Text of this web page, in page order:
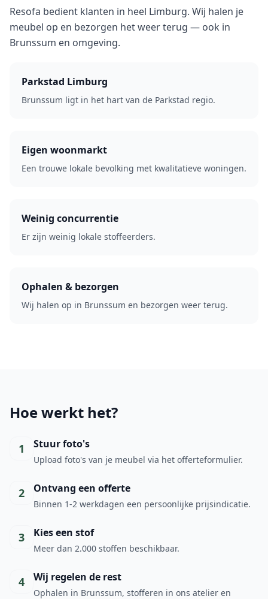
Resofa bedient klanten in heel Limburg. Wij halen je
meubel op en bezorgen het weer terug — ook in
Brunssum en omgeving.
Parkstad Limburg
Brunssum ligt in het hart van de Parkstad regio.
Eigen woonmarkt
Een trouwe lokale bevolking met kwalitatieve woningen.
Weinig concurrentie
Er zijn weinig lokale stoffeerders.
Ophalen & bezorgen
Wij halen op in Brunssum en bezorgen weer terug.
Hoe werkt het?
1 Stuur foto's
Upload foto's van je meubel via het offerteformulier.
2 Ontvang een offerte
Binnen 1-2 werkdagen een persoonlijke prijsindicatie.
3 Kies een stof
Meer dan 2.000 stoffen beschikbaar.
4 Wij regelen de rest
Ophalen in Brunssum, stofferen in ons atelier en